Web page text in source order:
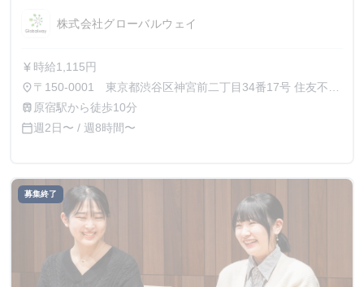
株式会社グローバルウェイ
currency_yen 時給1,115円
place 〒150‐0001 東京都渋谷区神宮前二丁目34番17号 住友不動
産原宿ビル 19階
train 原宿駅から徒歩10分
calendar_today週2日〜 / 週8時間〜
募集終了